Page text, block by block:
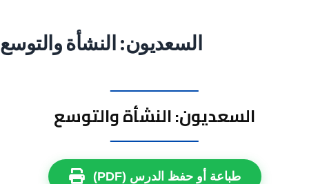
السعديون: النشأة والتوسع
السعديون: النشأة والتوسع
طباعة أو حفظ الدرس (PDF)